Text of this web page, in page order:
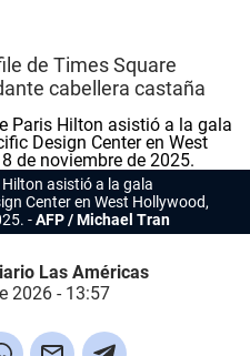
de Times Square
cabellera castaña
asistió a la gala
Center en West Hollywood,
AFP / Michael Tran
Las Américas
2026 - 13:57